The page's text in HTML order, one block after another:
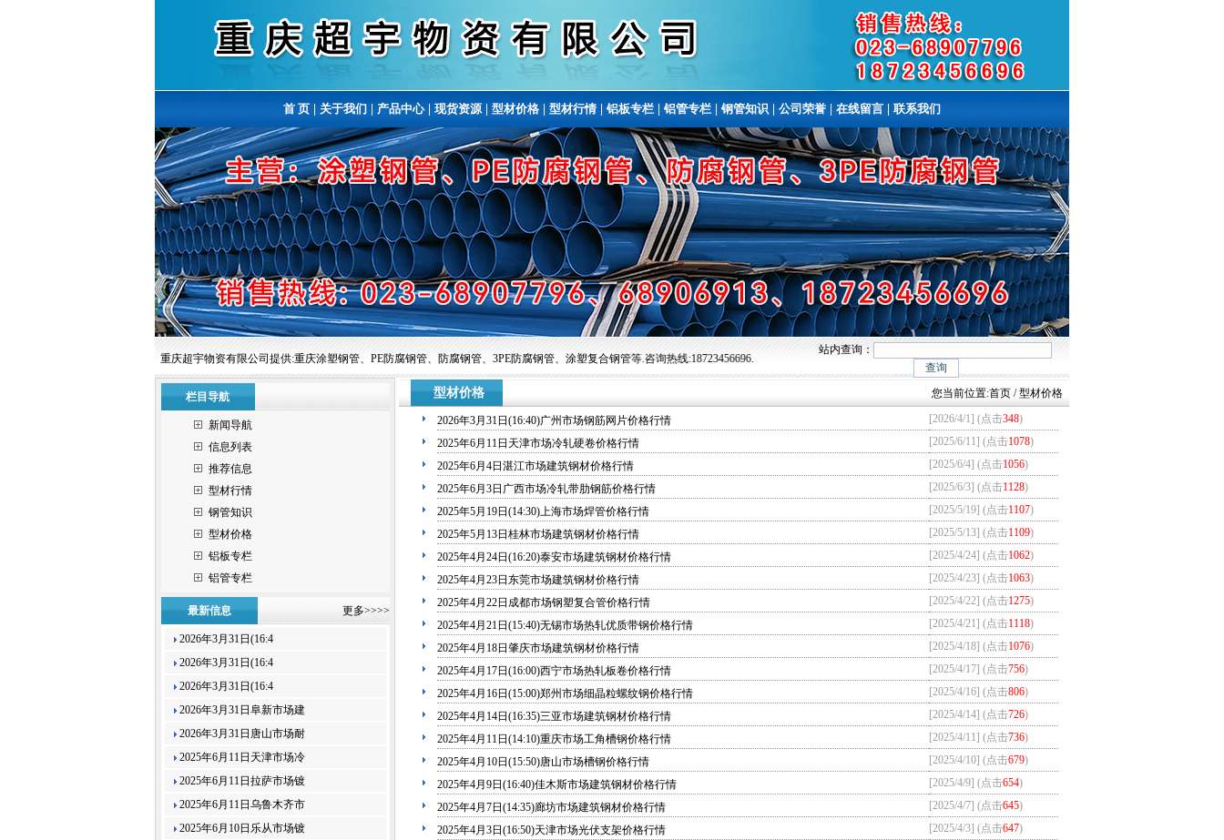
首 页 关于我们 产品中心| 现货资源| 型材价格 型材行情 铝板专栏 铝管专栏 钢管知识 公司荣誉 在线留言 联系我们
重庆超宇物资有限公司提供:重庆涂塑钢管、PE防腐钢管、防腐钢管、3PE防腐钢管、涂塑复合钢管等.咨询热线:18723456696.
站内查询：
栏目导航
新闻导航
信息列表
推荐信息
型材行情
钢管知识
型材价格
铝板专栏
铝管专栏
最新信息 更多>>>>
2026年3月31日(16:4
2026年3月31日(16:4
2026年3月31日(16:4
2026年3月31日阜新市场建
2026年3月31日唐山市场耐
2025年6月11日天津市场冷
2025年6月11日拉萨市场镀
2025年6月11日乌鲁木齐市
2025年6月10日乐从市场镀
型材价格 您当前位置:首页 / 型材价格
2026年3月31日(16:40)广州市场钢筋网片价格行情 [2026/4/1] (点击348)
2025年6月11日天津市场冷轧硬卷价格行情
[2025/6/11] (点击1078)
2025年6月4日湛江市场建筑钢材价格行情
[2025/6/4] (点击1056)
2025年6月3日广西市场冷轧带肋钢筋价格行情
[2025/6/3] (点击1128)
2025年5月19日(14:30)上海市场焊管价格行情
[2025/5/19] (点击1107)
2025年5月13日桂林市场建筑钢材价格行情
[2025/5/13] (点击1109)
2025年4月24日(16:20)泰安市场建筑钢材价格行情
[2025/4/24] (点击1062)
2025年4月23日东莞市场建筑钢材价格行情
[2025/4/23] (点击1063)
2025年4月22日成都市场钢塑复合管价格行情
[2025/4/22] (点击1275)
2025年4月21日(15:40)无锡市场热轧优质带钢价格行情
[2025/4/21] (点击1118)
2025年4月18日肇庆市场建筑钢材价格行情
[2025/4/18] (点击1076)
2025年4月17日(16:00)西宁市场热轧板卷价格行情
[2025/4/17] (点击756)
2025年4月16日(15:00)郑州市场细晶粒螺纹钢价格行情
[2025/4/16] (点击806)
2025年4月14日(16:35)三亚市场建筑钢材价格行情
[2025/4/14] (点击726)
2025年4月11日(14:10)重庆市场工角槽钢价格行情
[2025/4/11] (点击736)
2025年4月10日(15:50)唐山市场槽钢价格行情
[2025/4/10] (点击679)
2025年4月9日(16:40)佳木斯市场建筑钢材价格行情
[2025/4/9] (点击654)
2025年4月7日(14:35)廊坊市场建筑钢材价格行情
[2025/4/7] (点击645)
2025年4月3日(16:50)天津市场光伏支架价格行情
[2025/4/3] (点击647)